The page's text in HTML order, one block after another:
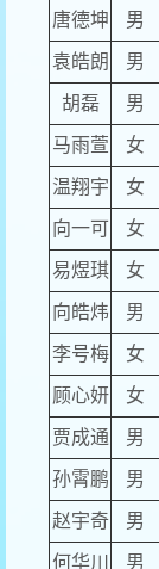
唐德坤 男
袁皓朗 男
胡磊 男
马雨萱 女
温翔宇 女
向一可 女
易煜琪 女
向皓炜 男
李号梅 女
顾心妍 女
贾成通 男
孙霄鹏 男
赵宇奇 男
何华川 男